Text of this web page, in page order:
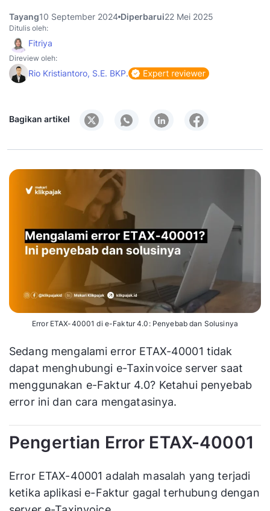
Tayang10 September 2024 Diperbarui22 Mei 2025
Ditulis oleh:
Fitriya
Direview oleh:
Rio Kristiantoro, S.E. BKP.
Bagikan artikel
Error ETAX-40001 di e-Faktur 4.0: Penyebab dan Solusinya
Sedang mengalami error ETAX-40001 tidak
dapat menghubungi e-Taxinvoice server saat
menggunakan e-Faktur 4.0? Ketahui penyebab
error ini dan cara mengatasinya.
Pengertian Error ETAX-40001
Error ETAX-40001 adalah masalah yang terjadi
ketika aplikasi e-Faktur gagal terhubung dengan